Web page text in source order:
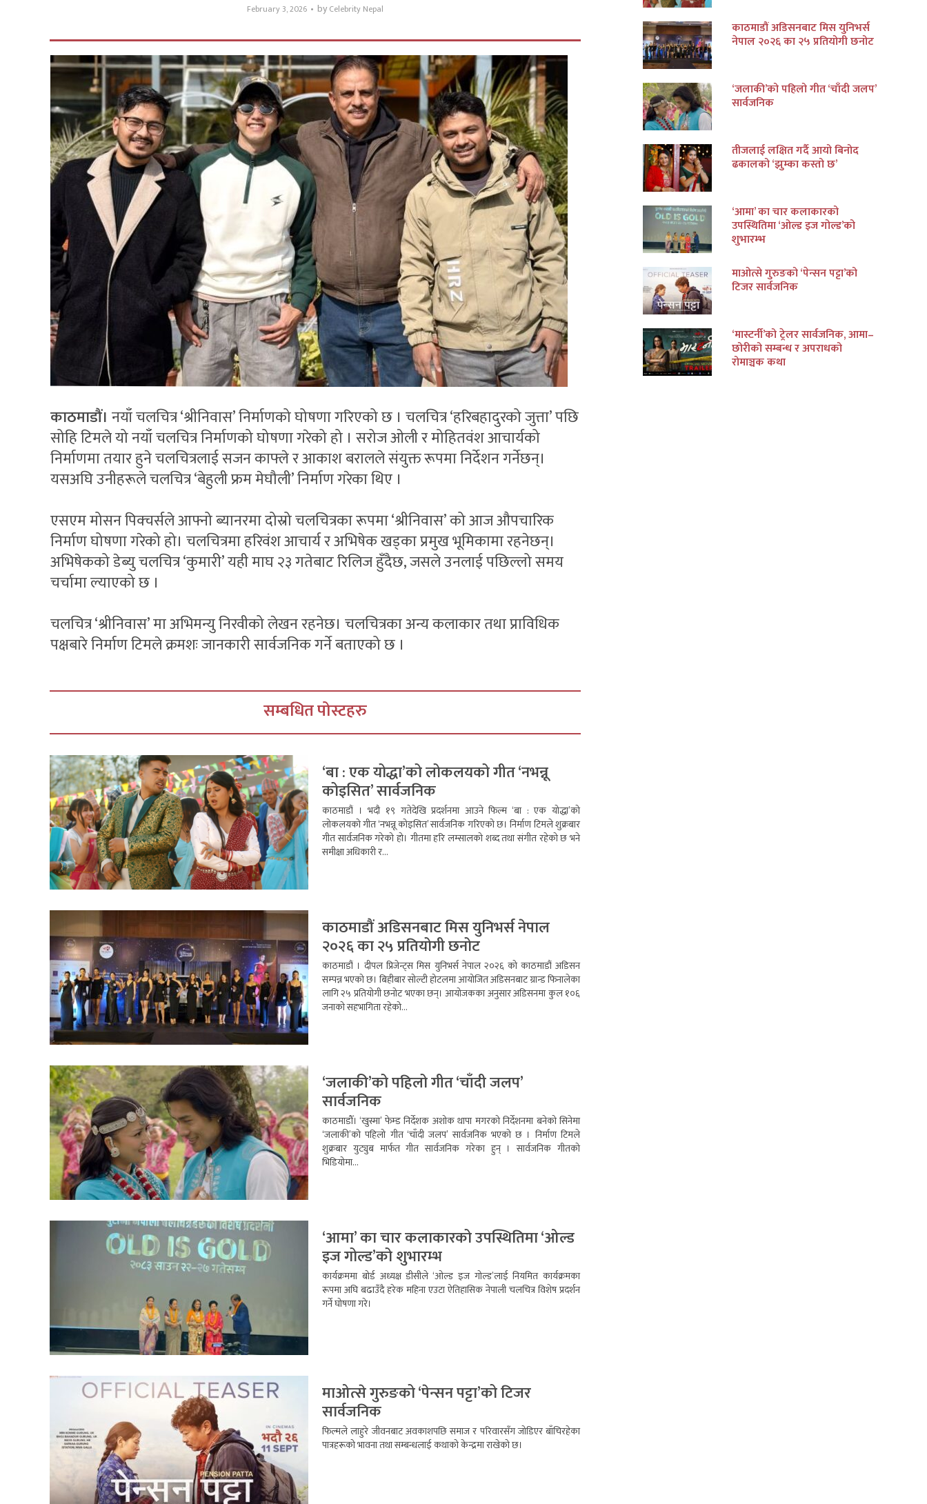
February 3, 2026 by Celebrity Nepal
काठमाडौं। नयाँ चलचित्र ‘श्रीनिवास’ निर्माणको घोषणा गरिएको छ । चलचित्र ‘हरिबहादुरको जुत्ता’ पछि
सोहि टिमले यो नयाँ चलचित्र निर्माणको घोषणा गरेको हो । सरोज ओली र मोहितवंश आचार्यको
निर्माणमा तयार हुने चलचित्रलाई सजन काफ्ले र आकाश बरालले संयुक्त रूपमा निर्देशन गर्नेछन्।
यसअघि उनीहरूले चलचित्र ‘बेहुली फ्रम मेघौली’ निर्माण गरेका थिए ।
एसएम मोसन पिक्चर्सले आफ्नो ब्यानरमा दोस्रो चलचित्रका रूपमा ‘श्रीनिवास’ को आज औपचारिक
निर्माण घोषणा गरेको हो। चलचित्रमा हरिवंश आचार्य र अभिषेक खड्का प्रमुख भूमिकामा रहनेछन्।
अभिषेकको डेब्यु चलचित्र ‘कुमारी’ यही माघ २३ गतेबाट रिलिज हुँदैछ, जसले उनलाई पछिल्लो समय
चर्चामा ल्याएको छ ।
चलचित्र ‘श्रीनिवास’ मा अभिमन्यु निरवीको लेखन रहनेछ। चलचित्रका अन्य कलाकार तथा प्राविधिक
पक्षबारे निर्माण टिमले क्रमशः जानकारी सार्वजनिक गर्ने बताएको छ ।
सम्बधित पोस्टहरु
‘बा : एक योद्धा’को लोकलयको गीत ‘नभन्नू
कोइसित’ सार्वजनिक
काठमाडौं । भदौ १९ गतेदेखि प्रदर्शनमा आउने फिल्म ‘बा : एक योद्धा’को
लोकलयको गीत ‘नभन्नू कोइसित’ सार्वजनिक गरिएको छ। निर्माण टिमले शुक्रबार
गीत सार्वजनिक गरेको हो। गीतमा हरि लम्सालको शब्द तथा संगीत रहेको छ भने
समीक्षा अधिकारी र...
काठमाडौं अडिसनबाट मिस युनिभर्स नेपाल
२०२६ का २५ प्रतियोगी छनोट
काठमाडौं । दीपल प्रिजेन्ट्स मिस युनिभर्स नेपाल २०२६ को काठमाडौं अडिसन
सम्पन्न भएको छ। बिहीबार सोल्टी होटलमा आयोजित अडिसनबाट ग्रान्ड फिनालेका
लागि २५ प्रतियोगी छनोट भएका छन्। आयोजकका अनुसार अडिसनमा कुल १०६
जनाको सहभागिता रहेको...
‘जलाकी’को पहिलो गीत ‘चाँदी जलप’
सार्वजनिक
काठमाडौँ। ‘खुस्मा’ फेम्ड निर्देशक अशोक थापा मगरको निर्देशनमा बनेको सिनेमा
‘जलाकी’को पहिलो गीत ‘चाँदी जलप’ सार्वजनिक भएको छ । निर्माण टिमले
शुक्रबार युट्युब मार्फत गीत सार्वजनिक गरेका हुन् । सार्वजनिक गीतको
भिडियोमा...
‘आमा’ का चार कलाकारको उपस्थितिमा ‘ओल्ड
इज गोल्ड’को शुभारम्भ
कार्यक्रममा बोर्ड अध्यक्ष डीसीले ‘ओल्ड इज गोल्ड’लाई नियमित कार्यक्रमका
रूपमा अघि बढाउँदै हरेक महिना एउटा ऐतिहासिक नेपाली चलचित्र विशेष प्रदर्शन
गर्ने घोषणा गरे।
माओत्से गुरुङको ‘पेन्सन पट्टा’को टिजर
सार्वजनिक
फिल्मले लाहुरे जीवनबाट अवकाशपछि समाज र परिवारसँग जोडिएर बाँचिरहेका
पात्रहरूको भावना तथा सम्बन्धलाई कथाको केन्द्रमा राखेको छ।
काठमाडौं अडिसनबाट मिस युनिभर्स
नेपाल २०२६ का २५ प्रतियोगी छनोट
‘जलाकी’को पहिलो गीत ‘चाँदी जलप’
सार्वजनिक
तीजलाई लक्षित गर्दै आयो बिनोद
ढकालको ‘झुम्का कस्तो छ’
‘आमा’ का चार कलाकारको
उपस्थितिमा ‘ओल्ड इज गोल्ड’को
शुभारम्भ
माओत्से गुरुङको ‘पेन्सन पट्टा’को
टिजर सार्वजनिक
‘मास्टर्नी’को ट्रेलर सार्वजनिक, आमा–
छोरीको सम्बन्ध र अपराधको
रोमाञ्चक कथा